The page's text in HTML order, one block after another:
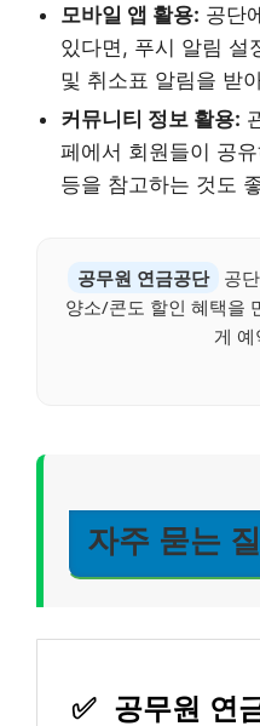
모바일 앱 활용: 공단
있다면, 푸시 알림 설
및 취소표 알림을 받
커뮤니티 정보 활용:
페에서 회원들이 공
등을 참고하는 것도
공무원 연금공단
공
양소/콘도 할인 혜택을
게 예
자주 묻는
✅ 공무원 연